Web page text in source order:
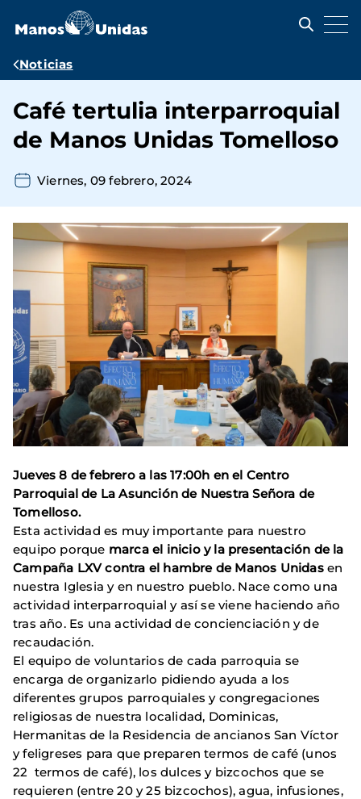
contenido
Ruta
navegación
Noticias
Café tertulia interparroquial
de Manos Unidas Tomelloso
Viernes, 09 febrero, 2024
Jueves 8 de febrero a las 17:00h en el Centro
Parroquial de La Asunción de Nuestra Señora de
Tomelloso.
Esta actividad es muy importante para nuestro
equipo porque marca el inicio y la presentación de la
Campaña LXV contra el hambre de Manos Unidasen
nuestra Iglesia y en nuestro pueblo. Nace como una
actividad interparroquial y así se viene haciendo año
tras año. Es una actividad de concienciación y de
recaudación.
El equipo de voluntarios de cada parroquia se
encarga de organizarlo pidiendo ayuda a los
diferentes grupos parroquiales y congregaciones
religiosas de nuestra localidad, Dominicas,
Hermanitas de la Residencia de ancianos San Víctor
y feligreses para que preparen termos de café (unos
22 termos de café), los dulces y bizcochos que se
requieren (entre 20 y 25 bizcochos), agua, infusiones,